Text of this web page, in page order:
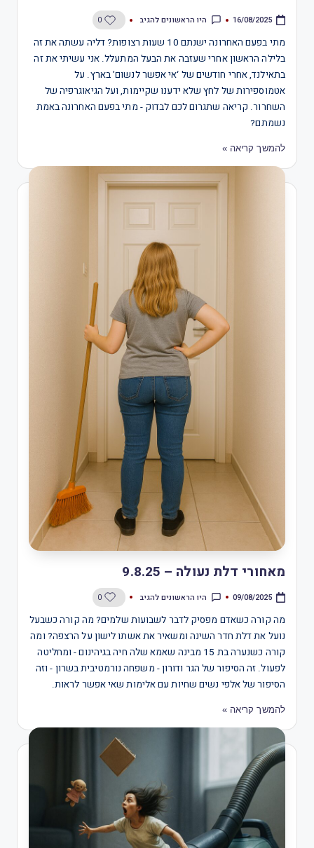
16/08/2025 היו הראשונים להגיב 0
מתי בפעם האחרונה ישנתם 10 שעות רצופות? דליה עשתה את זה
בלילה הראשון אחרי שעזבה את הבעל המתעלל. אני עשיתי את זה
בתאילנד, אחרי חודשים של ‘אי אפשר לנשום’ בארץ. על
אטמוספירות של לחץ שלא ידענו שקיימות, ועל הגיאוגרפיה של
השחרור. קריאה שתגרום לכם לבדוק - מתי בפעם האחרונה באמת
נשמתם?
להמשך קריאה »
מאחורי דלת נעולה – 9.8.25
09/08/2025 היו הראשונים להגיב 0
מה קורה כשאדם מפסיק לדבר לשבועות שלמים? מה קורה כשבעל
נועל את דלת חדר השינה ומשאיר את אשתו לישון על הרצפה? ומה
קורה כשנערה בת 15 מבינה שאמא שלה חיה בגיהינום - ומחליטה
לפעול. זה הסיפור של הגר ודורון - משפחה נורמטיבית בשרון - וזה
הסיפור של אלפי נשים שחיות עם אלימות שאי אפשר לראות.
להמשך קריאה »